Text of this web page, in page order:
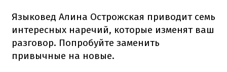
Языковед Алина Острожская приводит семь
интересных наречий, которые изменят ваш
разговор. Попробуйте заменить
привычные на новые.